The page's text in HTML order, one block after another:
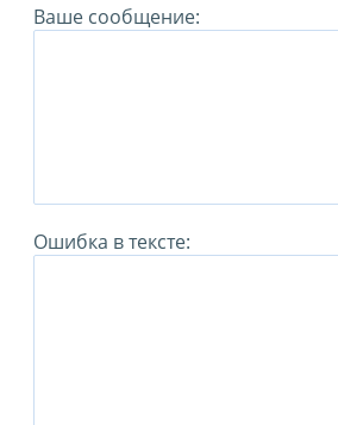
Ваше сообщение:
Ошибка в тексте: